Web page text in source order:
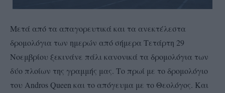
Μετά από τα απαγορευτικά και τα ανεκτέλεστα
δρομολόγια των ημερών από σήμερα Τετάρτη 29
Νοεμβρίου ξεκινάνε πάλι κανονικά τα δρομολόγια των
δύο πλοίων της γραμμής μας. Το πρωί με το δρομολόγιο
του Andros Queen και το απόγευμα με το Θεολόγος. Και